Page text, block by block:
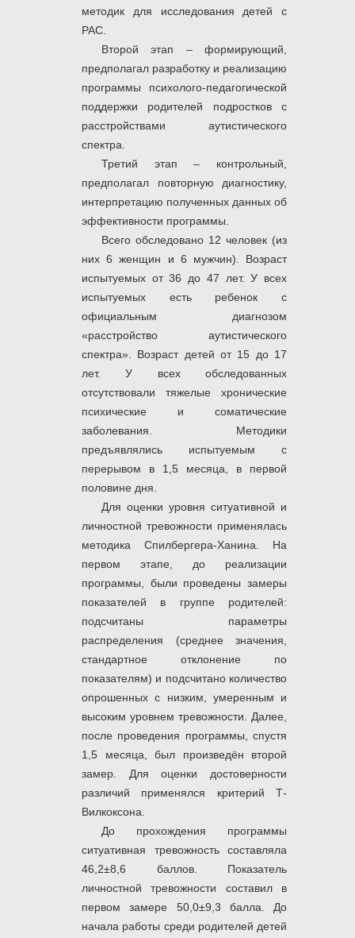
методик для исследования детей с
РАС.
Второй этап – формирующий,
предполагал разработку и реализацию
программы психолого-педагогической
поддержки родителей подростков с
расстройствами аутистического
спектра.
Третий этап – контрольный,
предполагал повторную диагностику,
интерпретацию полученных данных об
эффективности программы.
Всего обследовано 12 человек (из
них 6 женщин и 6 мужчин). Возраст
испытуемых от 36 до 47 лет. У всех
испытуемых есть ребенок с
официальным диагнозом
«расстройство аутистического
спектра». Возраст детей от 15 до 17
лет. У всех обследованных
отсутствовали тяжелые хронические
психические и соматические
заболевания. Методики
предъявлялись испытуемым с
перерывом в 1,5 месяца, в первой
половине дня.
Для оценки уровня ситуативной и
личностной тревожности применялась
методика Спилбергера-Ханина. На
первом этапе, до реализации
программы, были проведены замеры
показателей в группе родителей:
подсчитаны параметры
распределения (среднее значения,
стандартное отклонение по
показателям) и подсчитано количество
опрошенных с низким, умеренным и
высоким уровнем тревожности. Далее,
после проведения программы, спустя
1,5 месяца, был произведён второй
замер. Для оценки достоверности
различий применялся критерий Т-
Вилкоксона.
До прохождения программы
ситуативная тревожность составляла
46,2±8,6 баллов. Показатель
личностной тревожности составил в
первом замере 50,0±9,3 балла. До
начала работы среди родителей детей